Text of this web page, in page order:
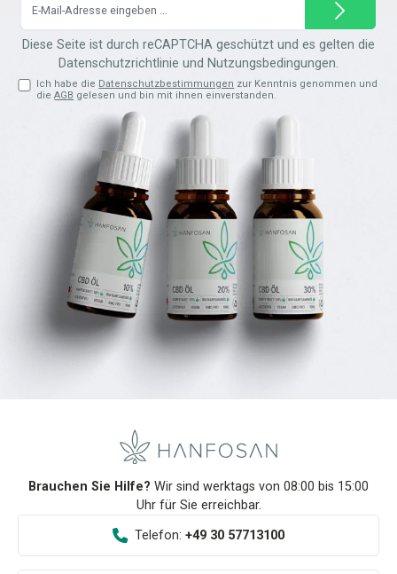
Mail-
Adresse*
Diese Seite ist durch reCAPTCHA geschützt und es gelten die
Datenschutzrichtlinie und Nutzungsbedingungen.
Ich habe die Datenschutzbestimmungen zur Kenntnis genommen und
dieAGB gelesen und bin mit ihnen einverstanden.
Brauchen Sie Hilfe? Wir sind werktags von 08:00 bis 15:00
Uhr für Sie erreichbar.
Telefon: +49 30 57713100